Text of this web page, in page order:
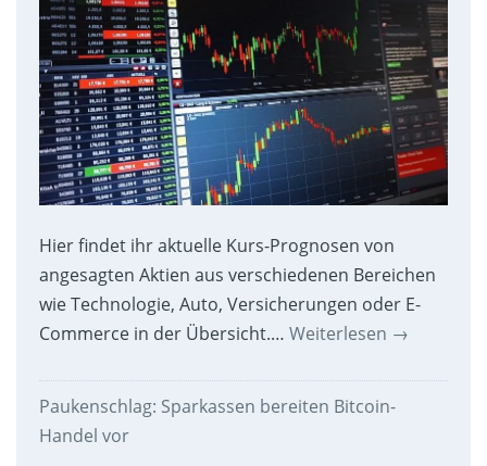
Hier findet ihr aktuelle Kurs-Prognosen von
angesagten Aktien aus verschiedenen Bereichen
wie Technologie, Auto, Versicherungen oder E-
Commerce in der Übersicht.… Weiterlesen →
Paukenschlag: Sparkassen bereiten Bitcoin-
Handel vor